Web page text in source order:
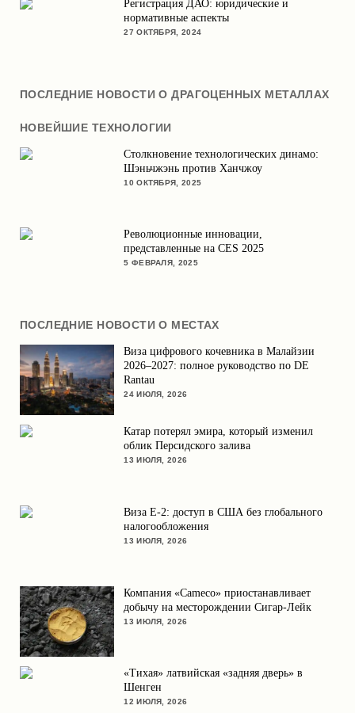
Регистрация ДАО: юридические и
нормативные аспекты
27 ОКТЯБРЯ, 2024
ПОСЛЕДНИЕ НОВОСТИ О ДРАГОЦЕННЫХ МЕТАЛЛАХ
НОВЕЙШИЕ ТЕХНОЛОГИИ
Столкновение технологических динамо:
Шэньчжэнь против Ханчжоу
10 ОКТЯБРЯ, 2025
Революционные инновации,
представленные на CES 2025
5 ФЕВРАЛЯ, 2025
ПОСЛЕДНИЕ НОВОСТИ О МЕСТАХ
Виза цифрового кочевника в Малайзии
2026–2027: полное руководство по DE
Rantau
24 ИЮЛЯ, 2026
Катар потерял эмира, который изменил
облик Персидского залива
13 ИЮЛЯ, 2026
Виза E-2: доступ в США без глобального
налогообложения
13 ИЮЛЯ, 2026
Компания «Cameco» приостанавливает
добычу на месторождении Сигар-Лейк
13 ИЮЛЯ, 2026
«Тихая» латвийская «задняя дверь» в
Шенген
12 ИЮЛЯ, 2026